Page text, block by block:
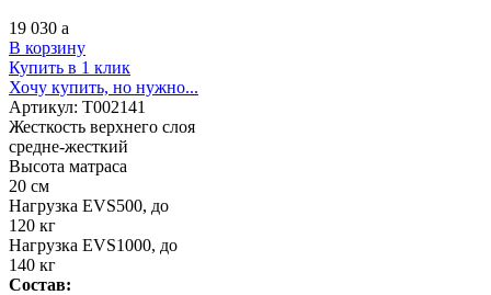
19 030 a
В корзину
Купить в 1 клик
Хочу купить, но нужно...
Артикул: Т002141
Жесткость верхнего слоя
средне-жесткий
Высота матраса
20 см
Нагрузка EVS500, до
120 кг
Нагрузка EVS1000, до
140 кг
Состав: